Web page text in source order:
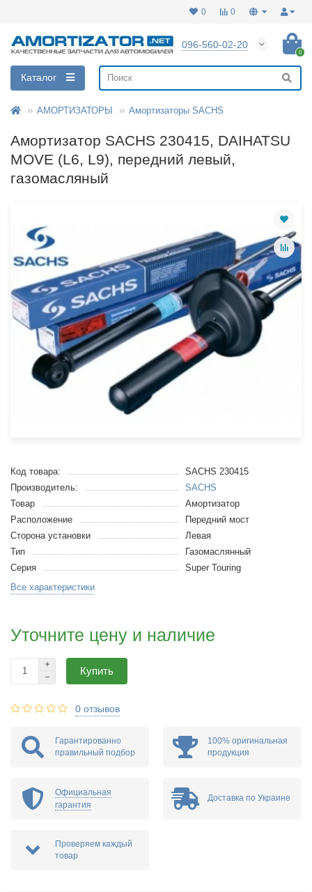
0
0
096-560-02-20
0
Каталог
АМОРТИЗАТОРЫ Амортизаторы SACHS
Амортизатор SACHS 230415, DAIHATSU
MOVE (L6, L9), передний левый,
газомасляный
Код товара:
SACHS 230415
Производитель:
SACHS
Товар
Амортизатор
Расположение
Передний мост
Сторона установки
Левая
Тип
Газомаслянный
Серия
Super Touring
Все характеристики
Уточните цену и наличие
Купить
0 отзывов
Гарантированно
правильный подбор
100% оригинальная
продукция
Официальная
гарантия
Доставка по Украине
Проверяем каждый
товар